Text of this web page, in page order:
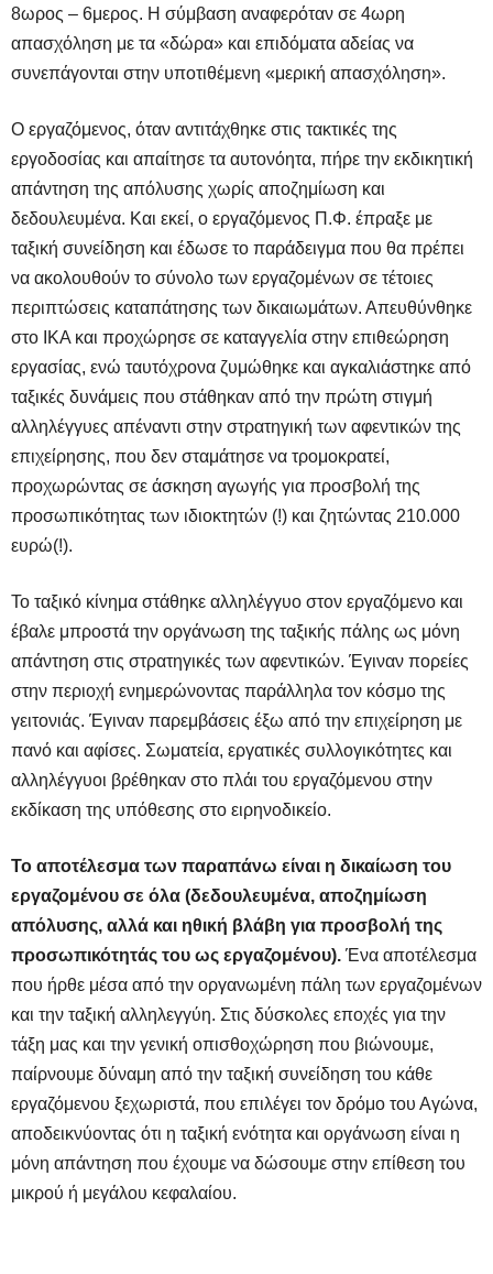
8ωρος – 6μερος. Η σύμβαση αναφερόταν σε 4ωρη
απασχόληση με τα «δώρα» και επιδόματα αδείας να
συνεπάγονται στην υποτιθέμενη «μερική απασχόληση».
Ο εργαζόμενος, όταν αντιτάχθηκε στις τακτικές της
εργοδοσίας και απαίτησε τα αυτονόητα, πήρε την εκδικητική
απάντηση της απόλυσης χωρίς αποζημίωση και
δεδουλευμένα. Και εκεί, ο εργαζόμενος Π.Φ. έπραξε με
ταξική συνείδηση και έδωσε το παράδειγμα που θα πρέπει
να ακολουθούν το σύνολο των εργαζομένων σε τέτοιες
περιπτώσεις καταπάτησης των δικαιωμάτων. Απευθύνθηκε
στο ΙΚΑ και προχώρησε σε καταγγελία στην επιθεώρηση
εργασίας, ενώ ταυτόχρονα ζυμώθηκε και αγκαλιάστηκε από
ταξικές δυνάμεις που στάθηκαν από την πρώτη στιγμή
αλληλέγγυες απέναντι στην στρατηγική των αφεντικών της
επιχείρησης, που δεν σταμάτησε να τρομοκρατεί,
προχωρώντας σε άσκηση αγωγής για προσβολή της
προσωπικότητας των ιδιοκτητών (!) και ζητώντας 210.000
ευρώ(!).
Το ταξικό κίνημα στάθηκε αλληλέγγυο στον εργαζόμενο και
έβαλε μπροστά την οργάνωση της ταξικής πάλης ως μόνη
απάντηση στις στρατηγικές των αφεντικών. Έγιναν πορείες
στην περιοχή ενημερώνοντας παράλληλα τον κόσμο της
γειτονιάς. Έγιναν παρεμβάσεις έξω από την επιχείρηση με
πανό και αφίσες. Σωματεία, εργατικές συλλογικότητες και
αλληλέγγυοι βρέθηκαν στο πλάι του εργαζόμενου στην
εκδίκαση της υπόθεσης στο ειρηνοδικείο.
Το αποτέλεσμα των παραπάνω είναι η δικαίωση του
εργαζομένου σε όλα (δεδουλευμένα, αποζημίωση
απόλυσης, αλλά και ηθική βλάβη για προσβολή της
προσωπικότητάς του ως εργαζομένου). Ένα αποτέλεσμα
που ήρθε μέσα από την οργανωμένη πάλη των εργαζομένων
και την ταξική αλληλεγγύη. Στις δύσκολες εποχές για την
τάξη μας και την γενική οπισθοχώρηση που βιώνουμε,
παίρνουμε δύναμη από την ταξική συνείδηση του κάθε
εργαζόμενου ξεχωριστά, που επιλέγει τον δρόμο του Αγώνα,
αποδεικνύοντας ότι η ταξική ενότητα και οργάνωση είναι η
μόνη απάντηση που έχουμε να δώσουμε στην επίθεση του
μικρού ή μεγάλου κεφαλαίου.